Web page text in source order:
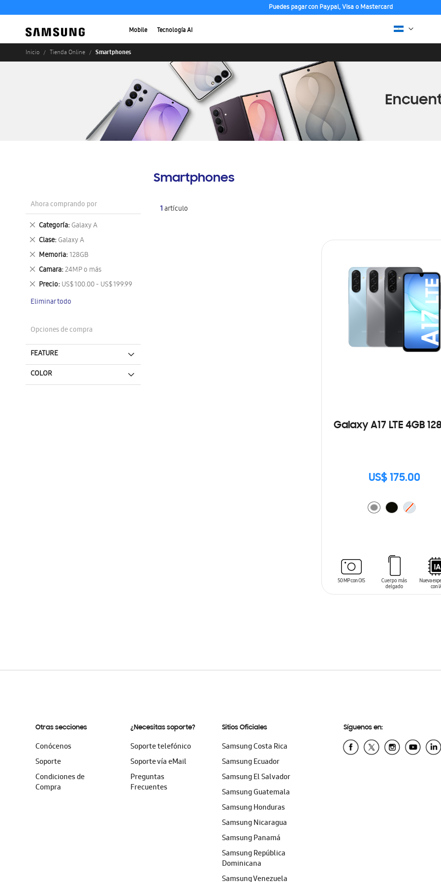
Puedes pagar con Paypal, Visa o Mastercard
Mobile Tecnología AI
Inicio Tienda Online Smartphones
Smartphones
1artículo
Galaxy A17 LTE 4GB
US$ 175.00
Ahora comprando por
Categoría Galaxy A
Eliminar
este
artículo
Clase Galaxy A
Eliminar
este
artículo
Memoria 128GB
Eliminar
este
artículo
Camara 24MP o más
Eliminar
este
artículo
Precio US$ 100.00 - US$ 199.99
Eliminar
artículo
Eliminar todo
Opciones de compra
FEATURE
COLOR
Otras secciones
Conócenos
Soporte
Condiciones de
Compra
¿Necesitas soporte?
Soporte telefónico
Soporte vía eMail
Preguntas
Frecuentes
Sitios Oficiales
Samsung Costa Rica
Samsung Ecuador
Samsung El Salvador
Samsung Guatemala
Samsung Honduras
Samsung Nicaragua
Samsung Panamá
Samsung República
Dominicana
Samsung Venezuela
Síguenos en: